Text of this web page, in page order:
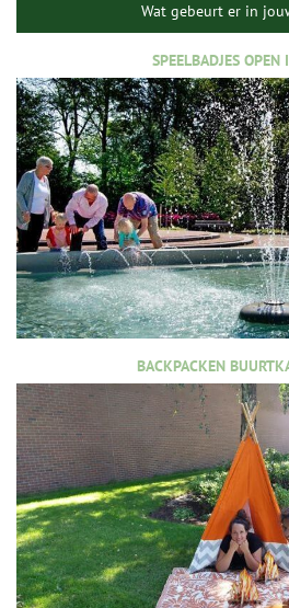
Wat gebeurt er in
SPEELBADJES
BACKPACKEN